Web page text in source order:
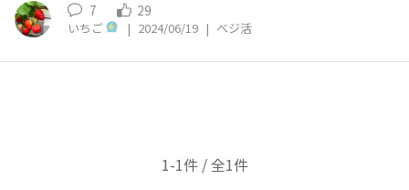
7 29
いちご | 2024/06/19 | ベジ活
1-1件 / 全1件